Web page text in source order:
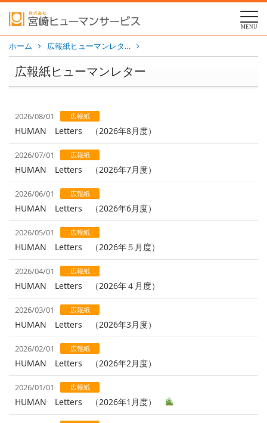
MENU
ホーム 広報紙ヒューマンレタ…
広報紙ヒューマンレター
2026/08/01 広報紙
HUMAN Letters （2026年8月度）
2026/07/01 広報紙
HUMAN Letters （2026年7月度）
2026/06/01 広報紙
HUMAN Letters （2026年6月度）
2026/05/01 広報紙
HUMAN Letters （2026年５月度）
2026/04/01 広報紙
HUMAN Letters （2026年４月度）
2026/03/01 広報紙
HUMAN Letters （2026年3月度）
2026/02/01 広報紙
HUMAN Letters （2026年2月度）
2026/01/01 広報紙
HUMAN Letters （2026年1月度）